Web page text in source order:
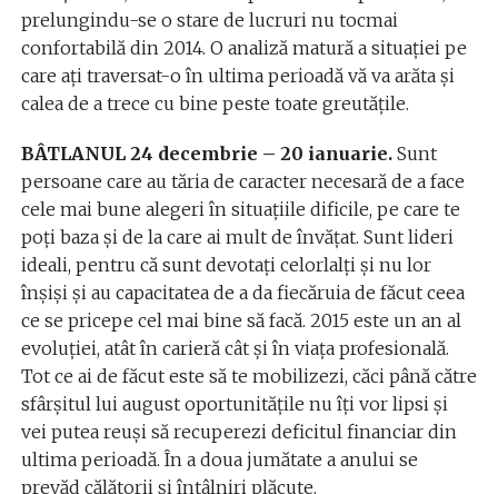
prelungindu-se o stare de lucruri nu tocmai
confortabilă din 2014. O analiză matură a situației pe
care ați traversat-o în ultima perioadă vă va arăta și
calea de a trece cu bine peste toate greutățile.
BÂTLANUL 24 decembrie – 20 ianuarie.Sunt
persoane care au tăria de caracter necesară de a face
cele mai bune alegeri în situațiile dificile, pe care te
poți baza și de la care ai mult de învățat. Sunt lideri
ideali, pentru că sunt devotați celorlalți și nu lor
înșiși și au capacitatea de a da fiecăruia de făcut ceea
ce se pricepe cel mai bine să facă. 2015 este un an al
evoluției, atât în carieră cât și în viața profesională.
Tot ce ai de făcut este să te mobilizezi, căci până către
sfârșitul lui august oportunitățile nu îți vor lipsi şi
vei putea reuși să recuperezi deficitul financiar din
ultima perioadă. În a doua jumătate a anului se
prevăd călătorii și întâlniri plăcute.